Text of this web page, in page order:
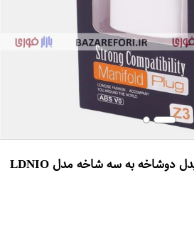
مبدل برق لدنیو اصلی تبیدل دوشاخه به سه شاخه مدل LDNIO